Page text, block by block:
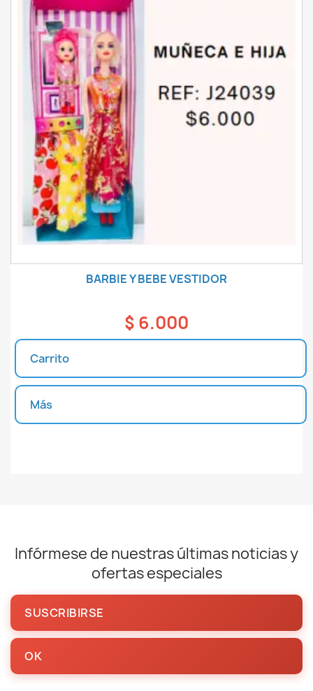
BARBIE Y BEBE VESTIDOR
$ 6.000
Carrito
Más
Infórmese de nuestras últimas noticias y
ofertas especiales